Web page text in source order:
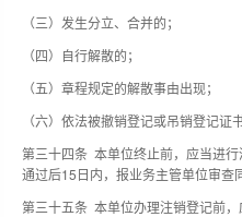
（三）发生分立、合并的；
（四）自行解散的；
（五）章程规定的解散事由出现；
（六）依法被撤销登记或吊销登记证书
第三十四条 本单位终止前，应当进
通过后15日内，报业务主管单位审查
第三十五条 本单位办理注销登记前